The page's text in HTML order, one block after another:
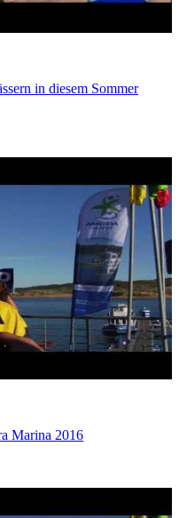
in diesem Sommer
Marina 2016